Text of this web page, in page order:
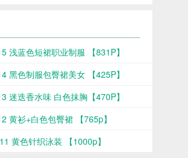
浅蓝色短裙职业制服 【831P】
黑色制服包臀裙美女 【425P】
迷迭香水味 白色抹胸【470P】
黄衫+白色包臀裙 【765p】
黄色针织泳装 【1000p】